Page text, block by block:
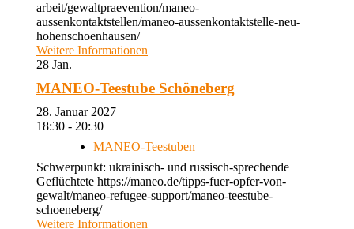
arbeit/gewaltpraevention/maneo-
aussenkontaktstellen/maneo-aussenkontaktstelle-neu-
hohenschoenhausen/
Weitere Informationen
28 Jan.
MANEO-Teestube Schöneberg
28. Januar 2027
18:30 - 20:30
MANEO-Teestuben
Schwerpunkt: ukrainisch- und russisch-sprechende
Geflüchtete https://maneo.de/tipps-fuer-opfer-von-
gewalt/maneo-refugee-support/maneo-teestube-
schoeneberg/
Weitere Informationen